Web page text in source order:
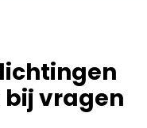
vragen